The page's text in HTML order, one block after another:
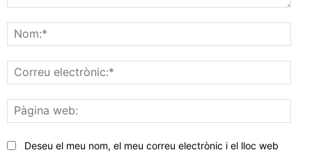
web:
Deseu el meu nom, el meu correu electrònic i el lloc web